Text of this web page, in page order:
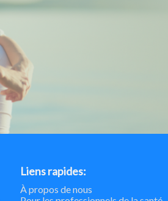
Liens rapides:
À propos de nous